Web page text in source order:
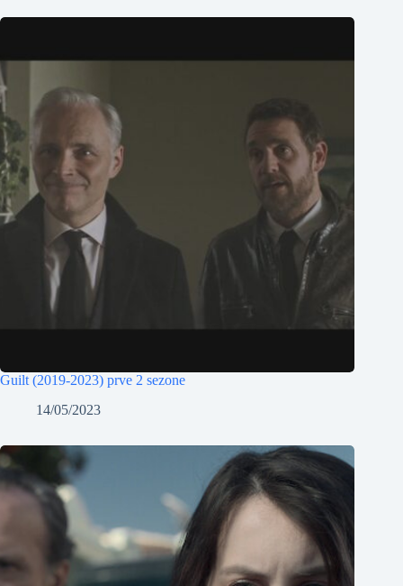
Guilt (2019-2023) prve 2 sezone
14/05/2023